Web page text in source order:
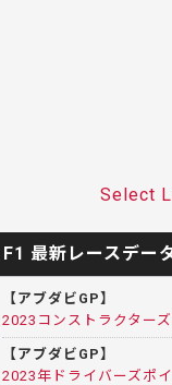
Select
F1 最新レースデー
【アブダビGP】
2023コンストラクター
【アブダビGP】
2023年ドライバーズポ